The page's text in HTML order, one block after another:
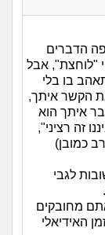
הדברים
"לוחצת", אבל
בו בלי
הקשר איתך,
איתך הוא
זה רציני",
כמובן)
לגבי
מחובקים
האידיאלי